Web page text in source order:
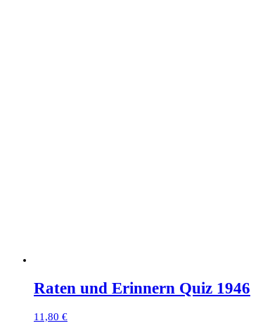
Raten und Erinnern Quiz 1946
11,80 €